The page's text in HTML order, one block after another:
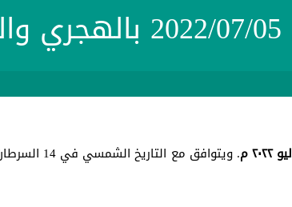
. ويتوافق مع التاريخ الشمسي في 14 السرطان 1400 ، جميع هذه التواريخ في يوم